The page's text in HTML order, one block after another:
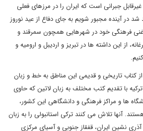
جبرانی است که ایران را در مرزهای فعلی
در آینده مجبور شویم به جای دفاع از عید نوروز
غنی فرهنگی خود در شهرهایی همچون سمرقند و
از این داشته ها در تبریز و اردیبل و ارومیه و
کتاب تاریخی و قدیمی این مناطق به خط و زبان
با تقدیم کتب مختلف به زبان لاتین که حاوی
ها و مراکز فرهنگی و دانشگاهی این کشور،
آنها تلاش می کنند ترکی استانبولی را به زبان
نشین ایران، قفقاز جنوبی و آسیای مرکزی